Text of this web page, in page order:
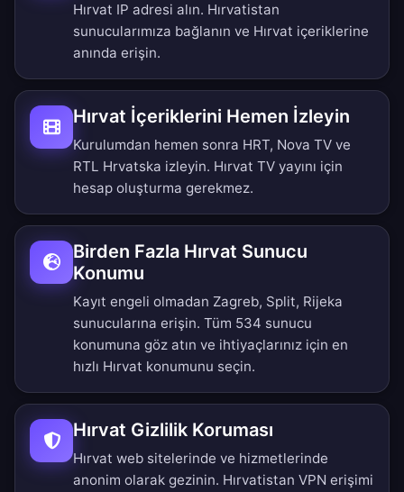
Hırvat IP adresi alın. Hırvatistan
sunucularımıza bağlanın ve Hırvat içeriklerine
anında erişin.
Hırvat İçeriklerini Hemen İzleyin
Kurulumdan hemen sonra HRT, Nova TV ve
RTL Hrvatska izleyin. Hırvat TV yayını için
hesap oluşturma gerekmez.
Birden Fazla Hırvat Sunucu
Konumu
Kayıt engeli olmadan Zagreb, Split, Rijeka
sunucularına erişin. Tüm 534 sunucu
konumuna göz atın ve ihtiyaçlarınız için en
hızlı Hırvat konumunu seçin.
Hırvat Gizlilik Koruması
Hırvat web sitelerinde ve hizmetlerinde
anonim olarak gezinin. Hırvatistan VPN erişimi